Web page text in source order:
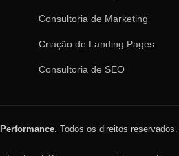
Consultoria de Marketing
Criação de Landing Pages
Consultoria de SEO
. Todos os direitos reservados.